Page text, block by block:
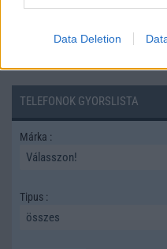
Data Deletion
TELEFONOK GYORSLISTA
Márka :
Tipus :